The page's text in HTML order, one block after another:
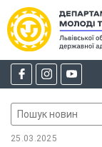
25.03.2025